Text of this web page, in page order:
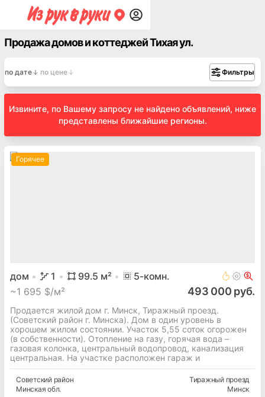
Продажа домов и коттеджей Тихая ул.
по дате по цене Фильтры
Извините, по Вашему запросу не найдено объявлений, ниже
представлены ближайшие регионы.
Горячее
дом 1 99.5 м² 5-комн.
~1 695 $/м² 493 000 руб.
Продается жилой дом г. Минск, Тиражный проезд.
(Советский район г. Минска). Дом в один уровень в
хорошем жилом состоянии. Участок 5,55 соток огорожен
(в собственности). Отопление на газу, горячая вода –
газовая колонка, центральный водопровод, канализация
центральная. На участке расположен гараж и
Советскийрайон
Минская обл.
Тиражный проезд
Минск